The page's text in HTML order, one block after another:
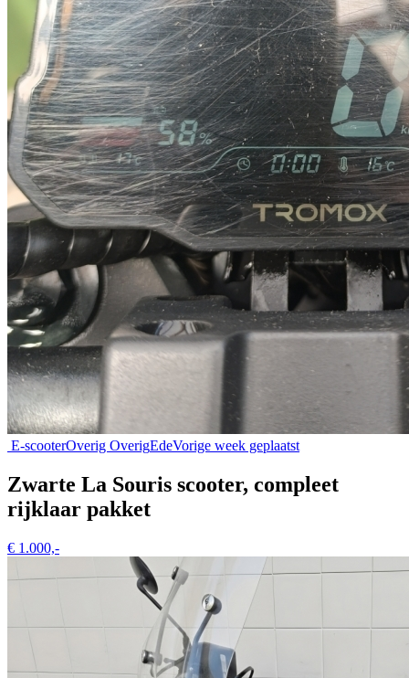
E-scooterOverig OverigEdeVorige week geplaatst
Zwarte La Souris scooter, compleet
rijklaar pakket
€ 1.000,-